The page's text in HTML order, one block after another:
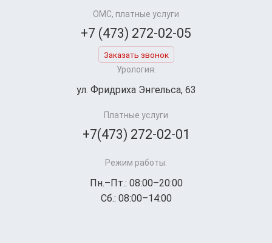
ОМС, платные услуги
+7 (473) 272-02-05
Заказать звонок
Урология:
ул. Фридриха Энгельса, 63
Платные услуги
+7(473) 272-02-01
Режим работы:
Пн.–Пт.: 08:00–20:00
Сб.: 08:00–14:00